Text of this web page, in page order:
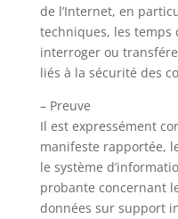
de l’Internet, en
techniques, les temps
interroger ou
liés à la sécurité des
– Preuve
Il est expressément
manifeste rapportée,
le système
probante concernant
données sur support